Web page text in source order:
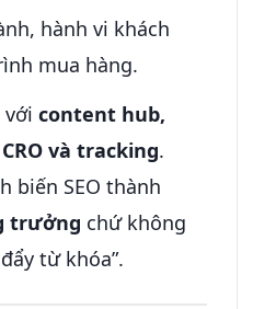
hành vi khách
mua hàng.
vớicontent hub,
và tracking.
biến SEO thành
trưởng chứ không
từ khóa”.